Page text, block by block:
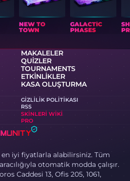
NEW TO
TOWN
GALACTIC
PHASES
MAKALELER
QUIZLER
TOURNAMENTS
ETKINLIKLER
KASA OLUŞTURMA
GIZLILIK POLITIKASI
RSS
SKINLERI WIKI
PRO
en iyi fiyatlarla alabilirsiniz. Tüm
otomatik modda çalışır.
Caddesi 13, Ofis 205, 1061,